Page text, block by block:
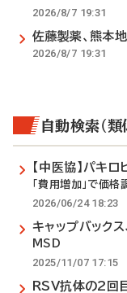
2026/8/7 19:31
佐藤製薬、熊本
2026/8/7 19:31
自動検索（類
【中医協】パキ
「費用増加」で価
2026/06/24 18:23
キャップバック
MSD
2025/11/07 17:15
RSV抗体の2回